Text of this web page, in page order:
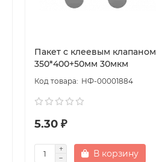
Пакет с клеевым клапаном
350*400+50мм 30мкм
НФ-00001884
5.30 ₽
В корзину